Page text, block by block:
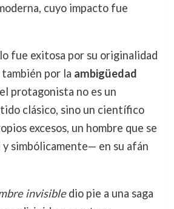
cuyo impacto fue
fue exitosa por su originalidad
por la ambigüedad
protagonista no es un
clásico, sino un científico
excesos, un hombre que se
simbólicamente— en su afán
invisibledio pie a una saga